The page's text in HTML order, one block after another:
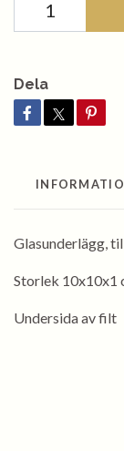
Dela
Glasunderlägg,
Storlek 10x10x1
Undersida av filt